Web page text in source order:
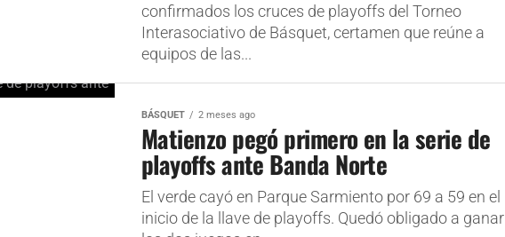
confirmados los cruces de playoffs del Torneo
Interasociativo de Básquet, certamen que reúne a
equipos de las...
BÁSQUET 2 meses ago
Matienzo pegó primero en la serie de
playoffs ante Banda Norte
El verde cayó en Parque Sarmiento por 69 a 59 en el
inicio de la llave de playoffs. Quedó obligado a ganar